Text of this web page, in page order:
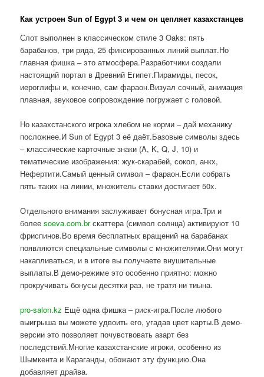
Как устроен Sun of Egypt 3 и чем он цепляет казахстанцев
Слот выполнен в классическом стиле 3 Oaks: пять
барабанов, три ряда, 25 фиксированных линий выплат.Но
главная фишка – это атмосфера.Разработчики создали
настоящий портал в Древний Египет.Пирамиды, песок,
иероглифы и, конечно, сам фараон.Визуал сочный, анимация
плавная, звуковое сопровождение погружает с головой.
Но казахстанского игрока хлебом не корми – дай механику
посложнее.И Sun of Egypt 3 её даёт.Базовые символы здесь
– классические карточные знаки (A, K, Q, J, 10) и
тематические изображения: жук-скарабей, сокол, анкх,
Нефертити.Самый ценный символ – фараон.Если собрать
пять таких на линии, множитель ставки достигает 50x.
Отдельного внимания заслуживает бонусная игра.Три и
болееsoeva.com.brскаттера (символ солнца) активируют 10
фриспинов.Во время бесплатных вращений на барабанах
появляются специальные символы с множителями.Они могут
накапливаться, и в итоге вы получаете внушительные
выплаты.В демо-режиме это особенно приятно: можно
прокручивать бонусы десятки раз, не тратя ни тиына.
pro-salon.kz Ещё одна фишка – риск-игра.После любого
выигрыша вы можете удвоить его, угадав цвет карты.В демо-
версии это позволяет почувствовать азарт без
последствий.Многие казахстанские игроки, особенно из
Шымкента и Караганды, обожают эту функцию.Она
добавляет драйва.